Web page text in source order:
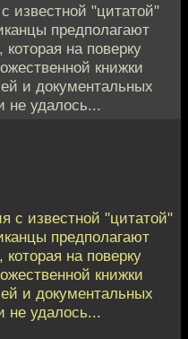
известной "цитатой"
предполагают
которая на поверку
книжки
и документальных
не удалось...
с известной "цитатой"
предполагают
которая на поверку
книжки
и документальных
не удалось...